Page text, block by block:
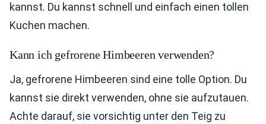
kannst. Du kannst schnell und einfach einen tollen
Kuchen machen.
Kann ich gefrorene Himbeeren verwenden?
Ja, gefrorene Himbeeren sind eine tolle Option. Du
kannst sie direkt verwenden, ohne sie aufzutauen.
Achte darauf, sie vorsichtig unter den Teig zu